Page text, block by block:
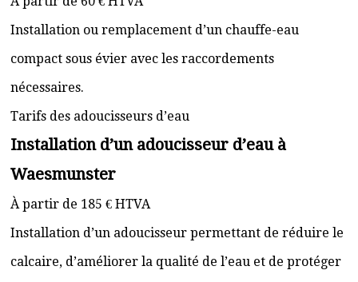
Installation ou remplacement d’un chauffe-eau
compact sous évier avec les raccordements
nécessaires.
Tarifs des adoucisseurs d’eau
Installation d’un adoucisseur d’eau à
Waesmunster
À partir de 185 € HTVA
Installation d’un adoucisseur permettant de réduire le
calcaire, d’améliorer la qualité de l’eau et de protéger